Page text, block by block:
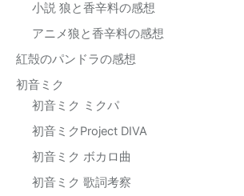
小説 狼と香辛料の感想
アニメ狼と香辛料の感想
紅殻のパンドラの感想
初音ミク
初音ミク ミクパ
初音ミクProject DIVA
初音ミク ボカロ曲
初音ミク 歌詞考察